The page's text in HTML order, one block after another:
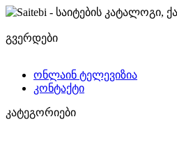
გვერდები
ონლაინ ტელევიზია
კონტაქტი
კატეგორიები